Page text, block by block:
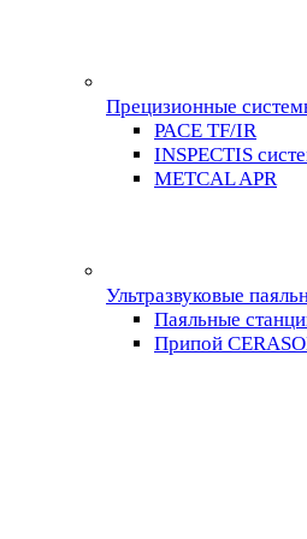
Прецизионные
PACE TF/IR
INSPECTIS
METCAL APR
Ультразвуковые
Паяльные
Припой